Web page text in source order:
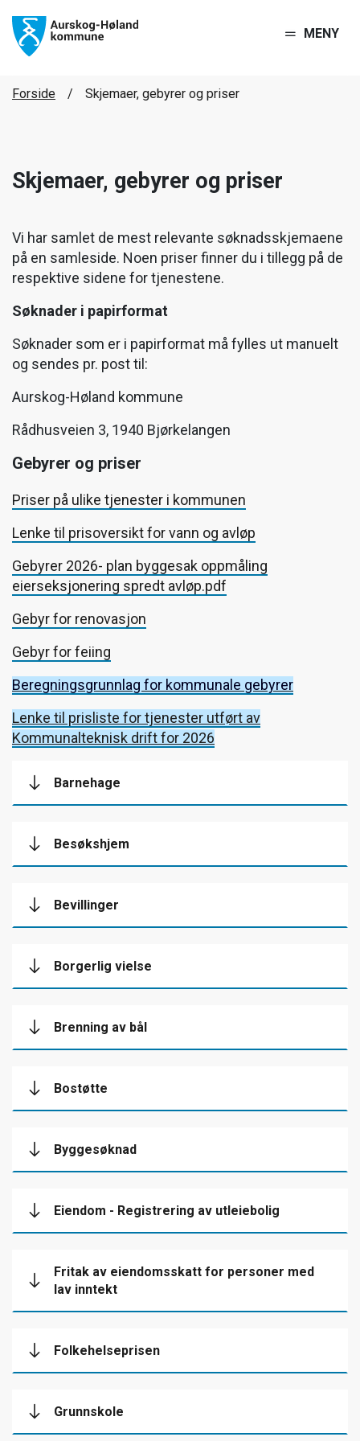
MENY
Forside Skjemaer, gebyrer og priser
Skjemaer, gebyrer og priser
Vi har samlet de mest relevante søknadsskjemaene
på en samleside. Noen priser finner du i tillegg på de
respektive sidene for tjenestene.
Søknader i papirformat
Søknader som er i papirformat må fylles ut manuelt
og sendes pr. post til:
Aurskog-Høland kommune
Rådhusveien 3, 1940 Bjørkelangen
Gebyrer og priser
Priser på ulike tjenester i kommunen
Lenke til prisoversikt for vann og avløp
Gebyrer 2026- plan byggesak oppmåling
eierseksjonering spredt avløp.pdf
Gebyr for renovasjon
Gebyr for feiing
Beregningsgrunnlag for kommunale gebyrer
Lenke til prisliste for tjenester utført av
Kommunalteknisk drift for 2026
Barnehage
Besøkshjem
Bevillinger
Borgerlig vielse
Brenning av bål
Bostøtte
Byggesøknad
Eiendom - Registrering av utleiebolig
Fritak av eiendomsskatt for personer med
lav inntekt
Folkehelseprisen
Grunnskole